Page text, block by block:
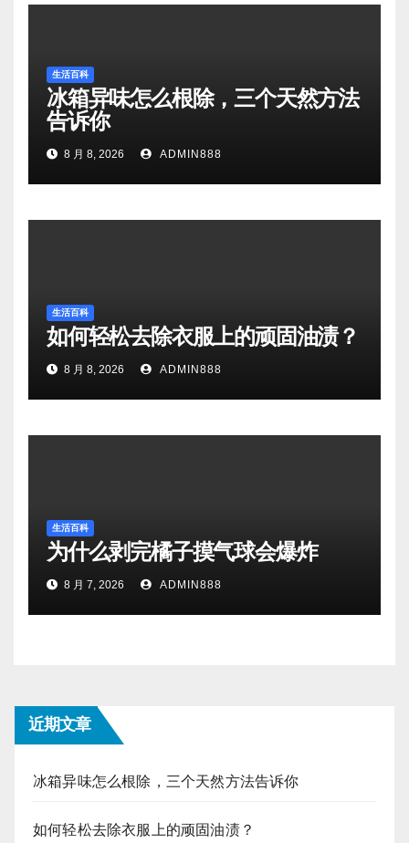
生活百科
冰箱异味怎么根除，三个天然方法
告诉你
8 月 8, 2026 ADMIN888
生活百科
如何轻松去除衣服上的顽固油渍？
8 月 8, 2026 ADMIN888
生活百科
为什么剥完橘子摸气球会爆炸
8 月 7, 2026 ADMIN888
近期文章
冰箱异味怎么根除，三个天然方法告诉你
如何轻松去除衣服上的顽固油渍？